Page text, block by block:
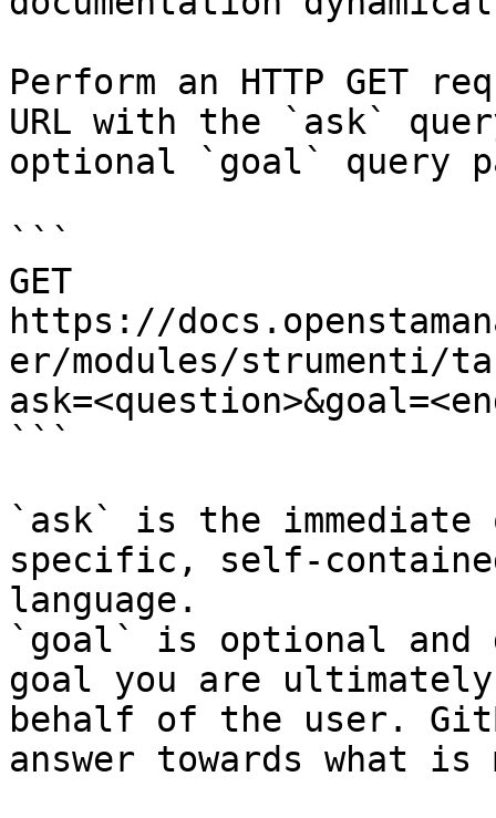
Perform an HTTP GET
URL with the `ask`
optional `goal` query
```
GET
https://
er/modules/strumenti/
```
`ask` is the
specific, self-
language.
`goal` is optional and
goal you are
behalf of the user.
answer towards what